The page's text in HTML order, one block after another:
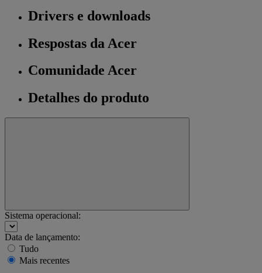
Drivers e downloads
Respostas da Acer
Comunidade Acer
Detalhes do produto
Sistema operacional:
Data de lançamento:
Tudo
Mais recentes